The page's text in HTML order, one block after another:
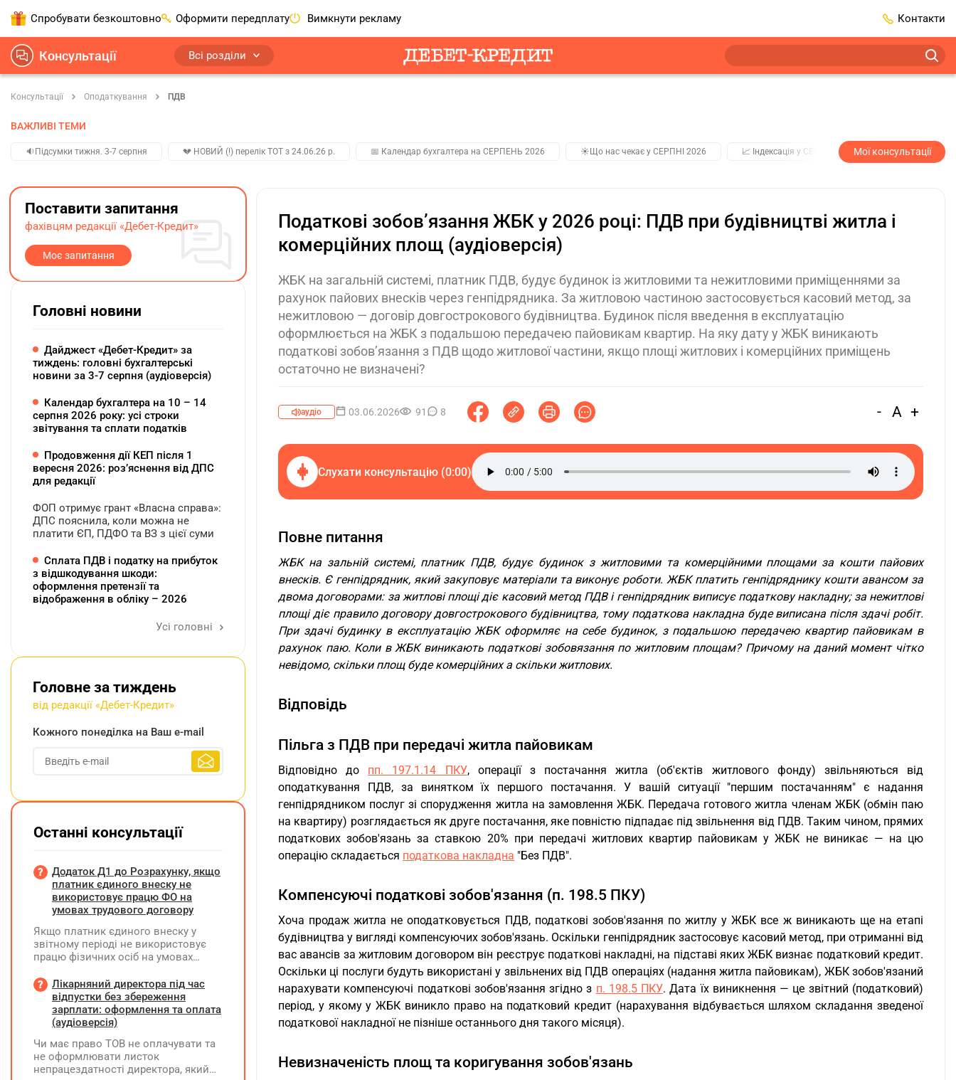
Спробувати безкоштовно Оформити передплату Вимкнути рекламу Контакти
Консультації Всі розділи
Консультації Оподаткування ПДВ
ВАЖЛИВІ ТЕМИ
🔉Підсумки тижня. 3-7 серпня 💔 НОВИЙ (!) перелік ТОТ з 24.06.26 р. 📅 Календар бухгалтера на СЕРПЕНЬ 2026 ☀️Що нас чекає у СЕРПНІ 2026 📈 Індексація у СЕРПНІ 2️⃣0️⃣2️⃣7️⃣ Усі
Мої консультації
Податкові зобов’язання ЖБК у 2026 році: ПДВ при будівництві житла і
комерційних площ (аудіоверсія)
ЖБК на загальній системі, платник ПДВ, будує будинок із житловими та нежитловими приміщеннями за
рахунок пайових внесків через генпідрядника. За житловою частиною застосовується касовий метод, за
нежитловою — договір довгострокового будівництва. Будинок після введення в експлуатацію
оформлюється на ЖБК з подальшою передачею пайовикам квартир. На яку дату у ЖБК виникають
податкові зобов’язання з ПДВ щодо житлової частини, якщо площі житлових і комерційних приміщень
остаточно не визначені?
аудіо 03.06.2026 91 8 - A +
Слухати консультацію (0:00)
Повне питання
ЖБК на зальній системі, платник ПДВ, будує будинок з житловими та комерційними площами за кошти пайових
внесків. Є генпідрядник, який закуповує матеріали та виконує роботи. ЖБК платить генпідряднику кошти авансом за
двома договорами: за житлові площі діє касовий метод ПДВ і генпідрядник виписує податкову накладну; за нежитлові
площі діє правило договору довгострокового будівництва, тому податкова накладна буде виписана після здачі робіт.
При здачі будинку в експлуатацію ЖБК оформляє на себе будинок, з подальшою передачею квартир пайовикам в
рахунок паю. Коли в ЖБК виникають податкові зобовязання по житловим площам? Причому на даний момент чітко
невідомо, скільки площ буде комерційних а скільки житлових.
Відповідь
Пільга з ПДВ при передачі житла пайовикам
Відповідно до пп. 197.1.14 ПКУ, операції з постачання житла (об'єктів житлового фонду) звільняються від
оподаткування ПДВ, за винятком їх першого постачання. У вашій ситуації "першим постачанням" є надання
генпідрядником послуг зі спорудження житла на замовлення ЖБК. Передача готового житла членам ЖБК (обмін паю
на квартиру) розглядається як друге постачання, яке повністю підпадає під звільнення від ПДВ. Таким чином, прямих
податкових зобов'язань за ставкою 20% при передачі житлових квартир пайовикам у ЖБК не виникає — на цю
операцію складається податкова накладна "Без ПДВ".
Компенсуючі податкові зобов'язання (п. 198.5 ПКУ)
Хоча продаж житла не оподатковується ПДВ, податкові зобов'язання по житлу у ЖБК все ж виникають ще на етапі
будівництва у вигляді компенсуючих зобов'язань. Оскільки генпідрядник застосовує касовий метод, при отриманні від
вас авансів за житловим договором він реєструє податкові накладні, на підставі яких ЖБК визнає податковий кредит.
Оскільки ці послуги будуть використані у звільнених від ПДВ операціях (надання житла пайовикам), ЖБК зобов'язаний
нарахувати компенсуючі податкові зобов'язання згідно з п. 198.5 ПКУ. Дата їх виникнення — це звітний (податковий)
період, у якому у ЖБК виникло право на податковий кредит (нарахування відбувається шляхом складання зведеної
податкової накладної не пізніше останнього дня такого місяця).
Невизначеність площ та коригування зобов'язань
Поставити запитання
фахівцям редакції «Дебет-Кредит»
Моє запитання
Головні новини
Дайджест «Дебет-Кредит» за
тиждень: головні бухгалтерські
новини за 3-7 серпня (аудіоверсія)
Календар бухгалтера на 10 – 14
серпня 2026 року: усі строки
звітування та сплати податків
Продовження дії КЕП після 1
вересня 2026: розʼяснення від ДПС
для редакції
ФОП отримує грант «Власна справа»:
ДПС пояснила, коли можна не
платити ЄП, ПДФО та ВЗ з цієї суми
Сплата ПДВ і податку на прибуток
з відшкодування шкоди:
оформлення претензії та
відображення в обліку – 2026
Усі головні
Головне за тиждень
від редакції «Дебет-Кредит»
Кожного понеділка на Ваш e-mail
Останні консультації
Додаток Д1 до Розрахунку, якщо
платник єдиного внеску не
використовує працю ФО на
умовах трудового договору
Якщо платник єдиного внеску у
звітному періоді не використовує
працю фізичних осіб на умовах
на інших умовах, передбачених
законодавством, Додаток Д1/
Додаток ФІЗ-Д1 за відповідний
період не подається
Лікарняний директора під час
відпустки без збереження
зарплати: оформлення та оплата
(аудіоверсія)
Чи має право ТОВ не оплачувати та
не оформлювати листок
непрацездатності директора, який